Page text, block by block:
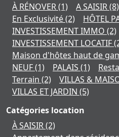
À RÉNOVER(1) A SAISIR(8)
En Exclusivité(2) HÔTEL
INVESTISSEMENT IMMO (2)
INVESTISSEMENT LOCATIF
Maison d'hôtes haut de
NEUF(1) PALAIS (1)
Terrain (2) VILLAS &
VILLAS ET JARDIN (5)
Catégories location
À SAISIR(2)